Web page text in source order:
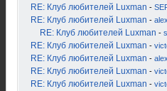
RE: Клуб любителей Luxman -
RE: Клуб любителей Luxman -
RE: Клуб любителей Luxman -
RE: Клуб любителей Luxman -
RE: Клуб любителей Luxman -
RE: Клуб любителей Luxman -
RE: Клуб любителей Luxman -